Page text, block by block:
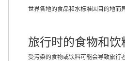
世界各地的食品和水标准因目的地而
旅行时的食物和饮
受污染的食物或饮料可能会导致旅行